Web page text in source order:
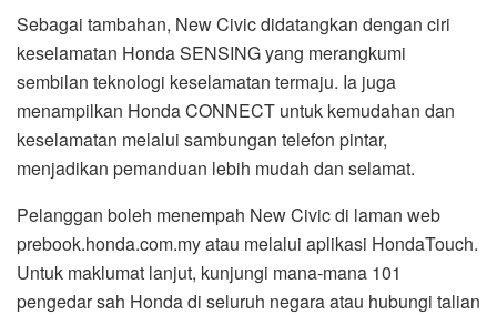
Sebagai tambahan, New Civic didatangkan dengan ciri
keselamatan Honda SENSING yang merangkumi
sembilan teknologi keselamatan termaju. Ia juga
menampilkan Honda CONNECT untuk kemudahan dan
keselamatan melalui sambungan telefon pintar,
menjadikan pemanduan lebih mudah dan selamat.
Pelanggan boleh menempah New Civic di laman web
prebook.honda.com.my atau melalui aplikasi HondaTouch.
Untuk maklumat lanjut, kunjungi mana-mana 101
pengedar sah Honda di seluruh negara atau hubungi talian